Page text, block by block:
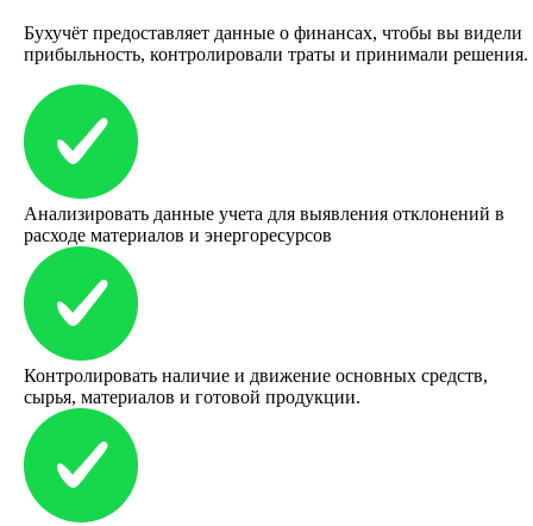
Бухучёт предоставляет данные о финансах, чтобы вы видели
прибыльность, контролировали траты и принимали решения.
Анализировать данные учета для выявления отклонений в
расходе материалов и энергоресурсов
Контролировать наличие и движение основных средств,
сырья, материалов и готовой продукции.